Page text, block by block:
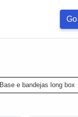
Base e bandejas long box